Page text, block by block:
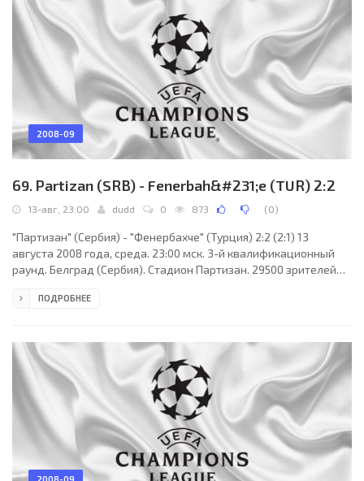
Дефур, Маруан Феллайни, Аксель Витсель, Дьёмерси Мбокани,
Игор де Камарго. Главный тренер - Ласло
2008-09
69. Partizan (SRB) - Fenerbah&#231;e (TUR) 2:2
13-авг, 23:00 dudd 0 873 (0)
"Партизан" (Сербия) - "Фенербахче" (Турция) 2:2 (2:1) 13
августа 2008 года, среда. 23:00 мск. 3-й квалификационный
раунд. Белград (Сербия). Стадион Партизан. 29500 зрителей
Шотландия). "Партизан": Младен Божович, Иван Стеванович,
Джордже Лазич (Драган Чадиковски, 88), Милош Богунович
(Ненад Маринкович, 78), Велько Паунович, Ламин
ПОДРОБНЕЕ